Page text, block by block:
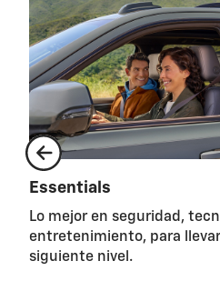
Essentials
Lo mejor en seguridad,
entretenimiento, para
siguiente nivel.